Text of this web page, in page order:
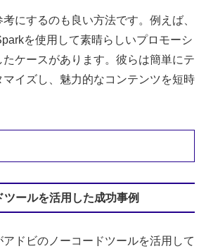
にするのも良い方法です。例えば、
を使用して素晴らしいプロモーシ
たケースがあります。彼らは簡単にテ
マイズし、魅力的なコンテンツを短時
ールを活用した成功事例
ドビのノーコードツールを活用して